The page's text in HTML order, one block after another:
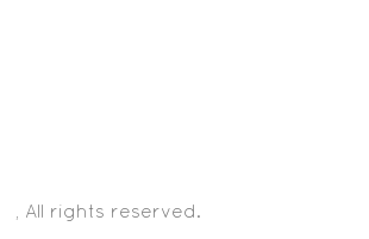
, All rights reserved.